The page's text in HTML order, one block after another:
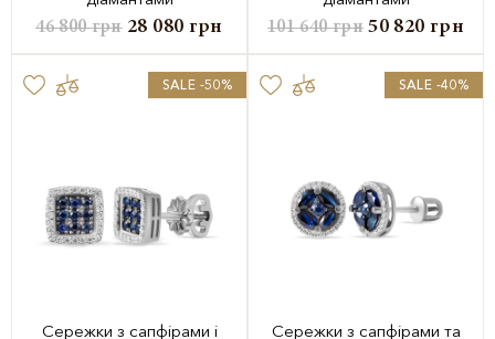
46 800грн 28 080 грн 101 640грн 50 820 грн
SALE -50%
Сережки з сапфірами і
SALE -40%
Сережки з сапфірами та